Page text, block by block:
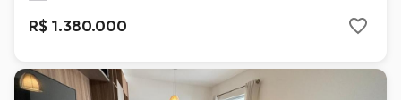
R$ 1.380.000